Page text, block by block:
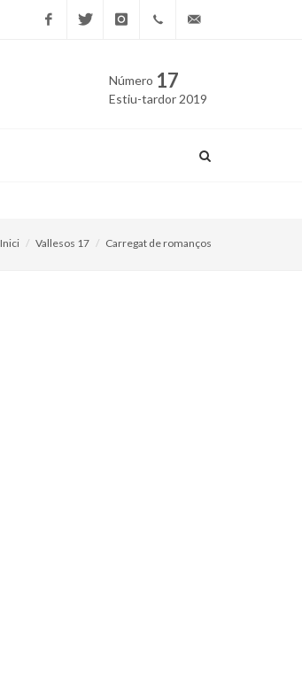
40 40
Número 17
Estiu-tardor 2019
Inici Vallesos 17 Carregat de romanços